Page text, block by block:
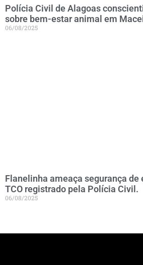
Polícia Civil de Alagoas
sobre bem-estar animal em
06/08/2025
Flanelinha ameaça segurança de
TCO registrado pela Polícia Civil.
06/08/2025